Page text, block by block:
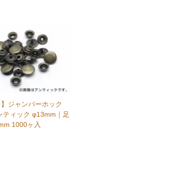
】ジャンパーホック
ティック φ13mm｜足
1000ヶ入